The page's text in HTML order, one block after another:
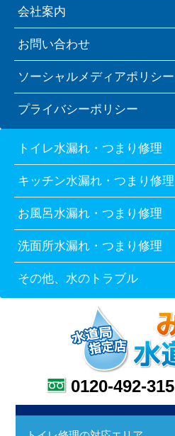
会社案内
お問い合わせ
ソーシャルメディアポリシー
プライバシーポリシー
トイレ水漏れ・つまり修理
キッチン水漏れ・つまり修理
お風呂水漏れ・つまり修理
洗面所水漏れ・つまり修理
その他、水のトラブル
0120-492-315